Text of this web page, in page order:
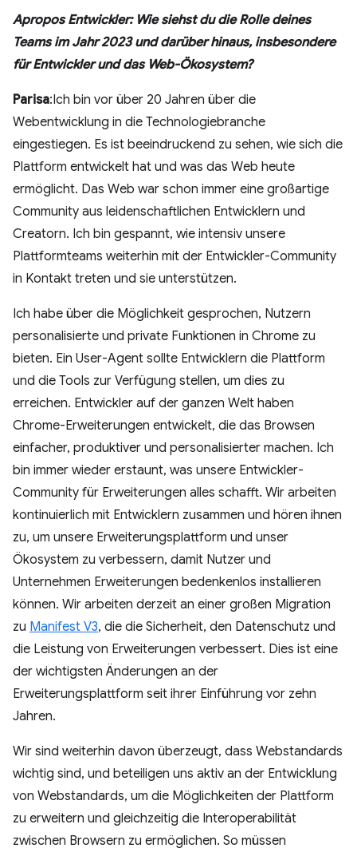
Apropos Entwickler: Wie siehst du die Rolle deines
Teams im Jahr 2023 und darüber hinaus, insbesondere
für Entwickler und das Web-Ökosystem?
Parisa:Ich bin vor über 20 Jahren über die
Webentwicklung in die Technologiebranche
eingestiegen. Es ist beeindruckend zu sehen, wie sich die
Plattform entwickelt hat und was das Web heute
ermöglicht. Das Web war schon immer eine großartige
Community aus leidenschaftlichen Entwicklern und
Creatorn. Ich bin gespannt, wie intensiv unsere
Plattformteams weiterhin mit der Entwickler-Community
in Kontakt treten und sie unterstützen.
Ich habe über die Möglichkeit gesprochen, Nutzern
personalisierte und private Funktionen in Chrome zu
bieten. Ein User-Agent sollte Entwicklern die Plattform
und die Tools zur Verfügung stellen, um dies zu
erreichen. Entwickler auf der ganzen Welt haben
Chrome-Erweiterungen entwickelt, die das Browsen
einfacher, produktiver und personalisierter machen. Ich
bin immer wieder erstaunt, was unsere Entwickler-
Community für Erweiterungen alles schafft. Wir arbeiten
kontinuierlich mit Entwicklern zusammen und hören ihnen
zu, um unsere Erweiterungsplattform und unser
Ökosystem zu verbessern, damit Nutzer und
Unternehmen Erweiterungen bedenkenlos installieren
können. Wir arbeiten derzeit an einer großen Migration
zu Manifest V3, die die Sicherheit, den Datenschutz und
die Leistung von Erweiterungen verbessert. Dies ist eine
der wichtigsten Änderungen an der
Erweiterungsplattform seit ihrer Einführung vor zehn
Jahren.
Wir sind weiterhin davon überzeugt, dass Webstandards
wichtig sind, und beteiligen uns aktiv an der Entwicklung
von Webstandards, um die Möglichkeiten der Plattform
zu erweitern und gleichzeitig die Interoperabilität
zwischen Browsern zu ermöglichen. So müssen